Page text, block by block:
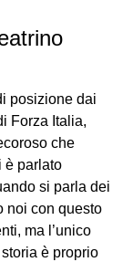
posizione dai
Forza Italia,
che
è parlato
si parla dei
noi con questo
ma l’unico
è proprio